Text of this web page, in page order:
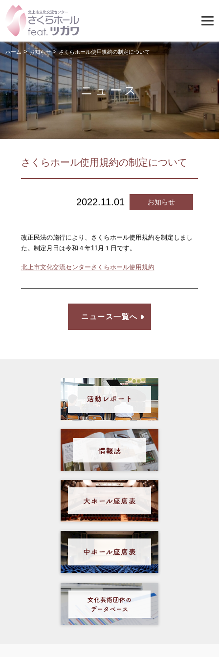
ニュース
ホーム >お知らせ>さくらホール使用規約の制定について
さくらホール使用規約の制定について
2022.11.01 お知らせ
改正民法の施行により、さくらホール使用規約を制定しまし
た。制定月日は令和４年11月１日です。
北上市文化交流センターさくらホール使用規約
ニュース一覧へ